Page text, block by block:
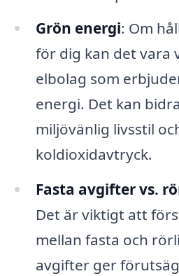
Grön energi: Om
för dig kan det vara
elbolag som
energi. Det kan
miljövänlig livsstil
koldioxidavtryck.
Fasta avgifter vs.
Det är viktigt att
mellan fasta och
avgifter ger